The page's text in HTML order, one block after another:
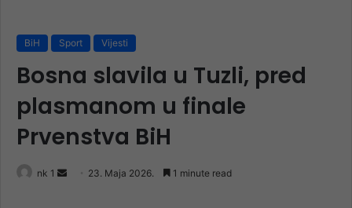
BiH Sport Vijesti
Bosna slavila u Tuzli, pred
plasmanom u finale
Prvenstva BiH
nk 1
Send 23. Maja 2026. 1 minute read